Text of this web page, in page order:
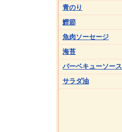
青のり
鰹節
魚肉ソーセージ
海苔
バーベキューソース
サラダ油